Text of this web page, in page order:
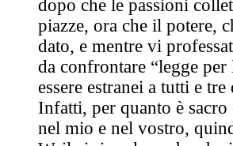
dopo che le passioni
piazze, ora che il potere,
dato, e mentre vi
da confrontare “legge
essere estranei a tutti e
Infatti, per quanto è
nel mio e nel vostro,